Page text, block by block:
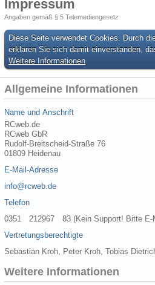
Impressum
Angaben gemäß § 5 Telemediengesetz
Diese Seite verwendet Cookies. Durch
erklären Sie sich damit einverstanden,
Weitere Informationen
Allgemeine Informationen
Name und Anschrift
RCweb.de
RCweb GbR
Rudolf-Breitscheid-Straße 76
01809 Heidenau
E-Mail-Adresse
info@rcweb.de
Telefon
0351 212967 83 (Kein Support! Bitte E-
Vertretungsberechtigte
Sebastian Kroh, Peter Kroh, Tobias
Weitere Informationen